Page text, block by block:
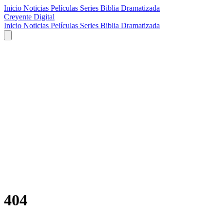
Inicio Noticias Películas Series Biblia Dramatizada
Creyente Digital
Inicio Noticias Películas Series Biblia Dramatizada
404